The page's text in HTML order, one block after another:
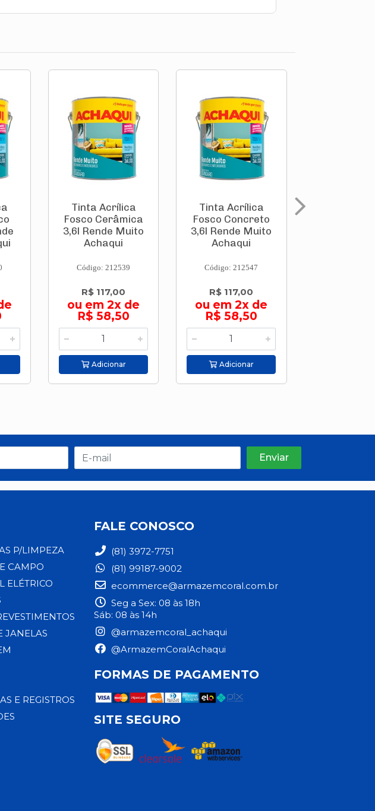
Tinta Acrílica
Fosco Cerâmica
3,6l Rende Muito
Achaqui
Código: 212539
R$ 117,00
ou em 2x de
R$ 58,50
Adicionar
Tinta Acrílica
Fosco Concreto
3,6l Rende Muito
Achaqui
Código: 212547
R$ 117,00
ou em 2x de
R$ 58,50
Adicionar
P/LIMPEZA
CAMPO
ELÉTRICO
JANELAS
E REGISTROS
FALE CONOSCO
(81) 3972-7751
(81) 99187-9002
ecommerce@armazemcoral.com.br
Seg a Sex: 08 às 18h
Sáb: 08 às 14h
@armazemcoral_achaqui
@ArmazemCoralAchaqui
FORMAS DE PAGAMENTO
SITE SEGURO